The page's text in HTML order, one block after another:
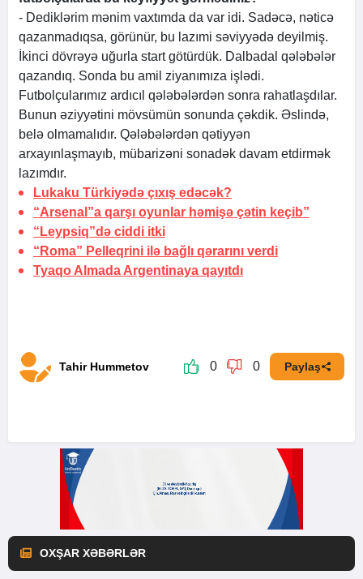
- Dediklərim mənim vaxtımda da var idi. Sadəcə, nəticə
qazanmadıqsa, görünür, bu lazımi səviyyədə deyilmiş.
İkinci dövrəyə uğurla start götürdük. Dalbadal qələbələr
qazandıq. Sonda bu amil ziyanımıza işlədi.
Futbolçularımız ardıcıl qələbələrdən sonra rahatlaşdılar.
Bunun əziyyətini mövsümün sonunda çəkdik. Əslində,
belə olmamalıdır. Qələbələrdən qətiyyən
arxayınlaşmayıb, mübarizəni sonadək davam etdirmək
lazımdır.
Lukaku Türkiyədə çıxış edəcək?
“Arsenal”a qarşı oyunlar həmişə çətin keçib”
“Leypsiq”də ciddi itki
“Roma” Pelleqrini ilə bağlı qərarını verdi
Tyaqo Almada Argentinaya qayıtdı
Tahir Hummetov 0 0 Paylaş
OXŞAR XƏBƏRLƏR